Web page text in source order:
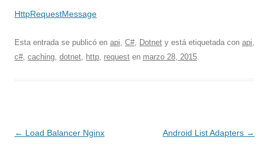
HttpRequestMessage
Esta entrada se publicó en api, C#, Dotnet y está etiquetada con api,
c#, caching, dotnet, http, request en marzo 28, 2015.
Navegación
← Load Balancer Nginx Android List Adapters →